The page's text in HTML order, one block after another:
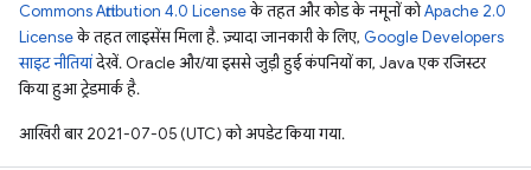
Commons Attribution 4.0 Licenseके तहत और कोड के नमूनों कोApache 2.0
Licenseके तहत लाइसेंस मिला है. ज़्यादा जानकारी के लिए, Google Developers
साइट नीतियांदेखें. Oracle और/या इससे जुड़ी हुई कंपनियों का, Java एक रजिस्टर
किया हुआ ट्रेडमार्क है.
आखिरी बार 2021-07-05 (UTC) को अपडेट किया गया.